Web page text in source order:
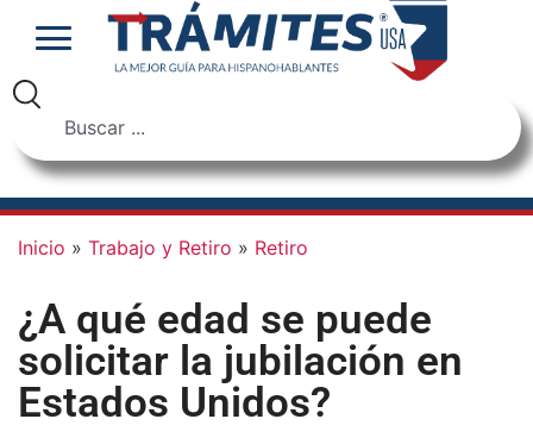
Inicio » Trabajo y Retiro » Retiro
¿A qué edad se puede
solicitar la jubilación en
Estados Unidos?